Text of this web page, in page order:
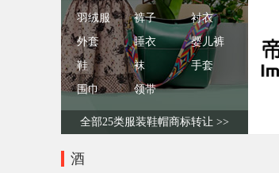
羽绒服 裤子
衬衣
外套
睡衣
婴儿裤
鞋
袜
手套
围巾
领带
全部25类服装鞋帽商标转让 >>
酒